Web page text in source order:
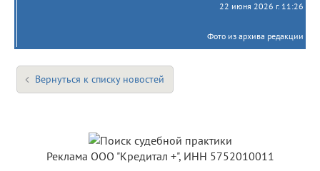
22 июня 2026 г. 11:26
Фото из архива редакции
Вернуться к списку новостей
Реклама ООО "Кредитал +", ИНН 5752010011